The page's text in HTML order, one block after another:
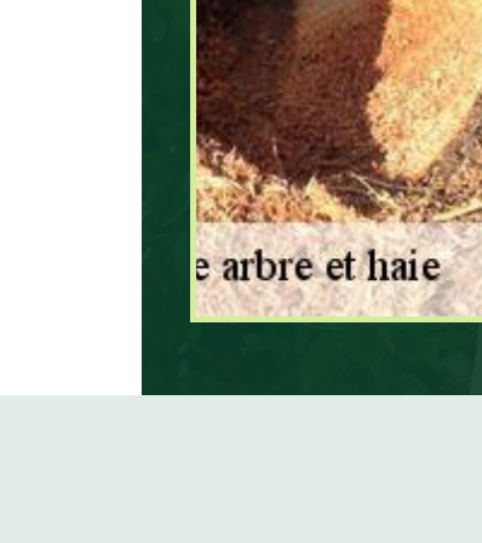
hautement qualifiés
appelez
réside dans Garges
ses spécialistes
dessouchage arbre